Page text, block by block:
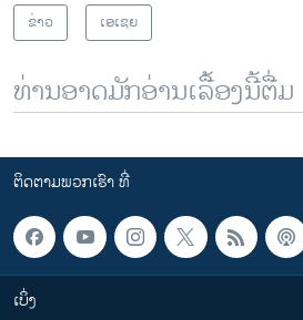
ຂ່າວ
ເອເຊຍ
ທ່ານອາດມັກອ່ານເລື້ອງນີ້ຕື່ມ
ຕິດຕາມພວກເຮົາ ທີ່
ເບິ່ງ